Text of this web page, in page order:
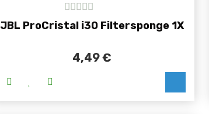
5out of 5
JBL ProCristal i30 Filtersponge 1X
4,49€